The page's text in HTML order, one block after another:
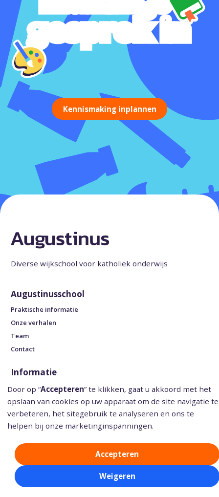
gesprek in
Kennismaking inplannen
Diverse wijkschool voor katholiek onderwijs
Augustinusschool
Praktische informatie
Onze verhalen
Team
Contact
Informatie
De schoolgids
Contact
010-4364378
Augustinusschool
Josephstraat 12-14, 3014 TP Rotterdam
Door op “Accepteren” te klikken, gaat u akkoord met het
opslaan van cookies op uw apparaat om de site navigatie te
verbeteren, het sitegebruik te analyseren en ons te
helpen bij onze marketinginspanningen.
Weigeren
Accepteren